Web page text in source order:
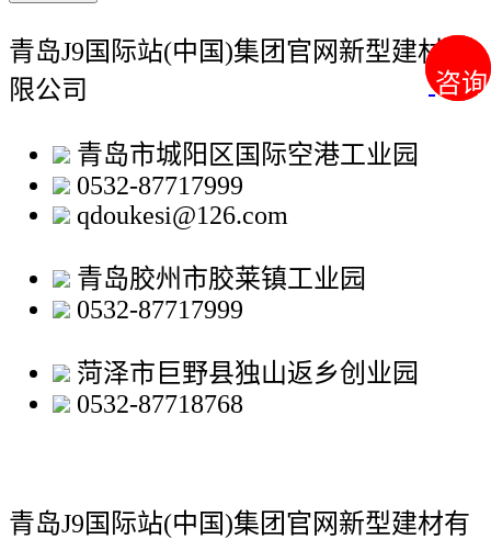
咨询
咨询
青岛J9国际站(中国)集团官网新型建材有
限公司
青岛市城阳区国际空港工业园
0532-87717999
qdoukesi@126.com
青岛胶州市胶莱镇工业园
0532-87717999
菏泽市巨野县独山返乡创业园
0532-87718768
青岛J9国际站(中国)集团官网新型建材有